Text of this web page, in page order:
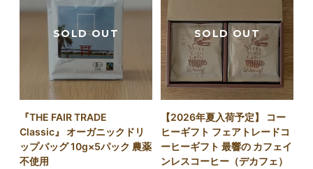
『THE FAIR TRADE
Classic』 オーガニックドリ
ップバッグ 10g×5パック 農薬
不使用
【2026年夏入荷予定】 コー
ヒーギフト フェアトレードコ
ーヒーギフト 最響の カフェイ
ンレスコーヒー（デカフェ）